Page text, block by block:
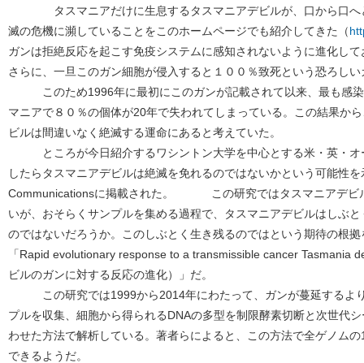
タスマニアだけに生息するタスマニアデビルが、口から口へ
滅の危機に瀕していることをこのホームページでも紹介してきた（
ガンは拒絶反応を起こす免疫システムに感知されないように進化し
さらに、一旦このガン細胞が侵入すると１００％致死という恐ろしい
このため1996年に最初にこのガンが記載されて以来、最も感染
マニアで８０％の個体が20年で失われてしまっている。この結果か
ビルは間違いなく絶滅する運命にあると考えていた。
ところが今日紹介するワシントン大学を中心とする米・英・オ
したらタスマニアデビルは絶滅を免れるのではないかという可能性
Communicationsに掲載された。 この研究ではタスマニアデビ
いが、おそらくサンプルを集める過程で、タスマニアデビルはしぶ
のではないだろうか。このしぶとく生き残るのではという期待の根
「Rapid evolutionary response to a transmissible cancer Tasmania
ビルのガンに対する反応の進化）」だ。
この研究では1999から2014年にわたって、ガンが蔓延するより
プルを収集、細胞から得られるDNAの多型を制限酵素切断と次世代
わせた方法で解析している。著者らによると、この方法で全ゲノム
できるようだ。